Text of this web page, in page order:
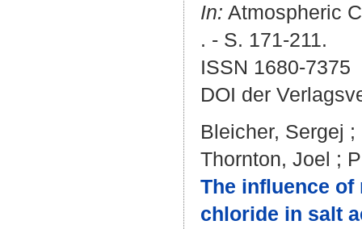
In: Atmospheric
. - S. 171-211.
ISSN 1680-7375
DOI der
Bleicher, Sergej ;
Thornton, Joel ;
The influence
chloride in salt